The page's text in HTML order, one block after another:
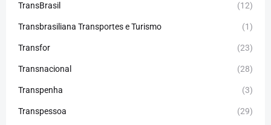
TransBrasil (12)
Transbrasiliana Transportes e Turismo (1)
Transfor (23)
Transnacional (28)
Transpenha (3)
Transpessoa (29)